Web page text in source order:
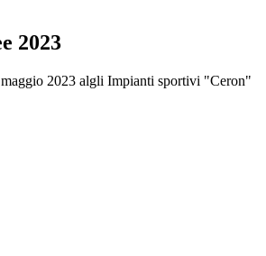
2023
2023 algli Impianti sportivi "Ceron"